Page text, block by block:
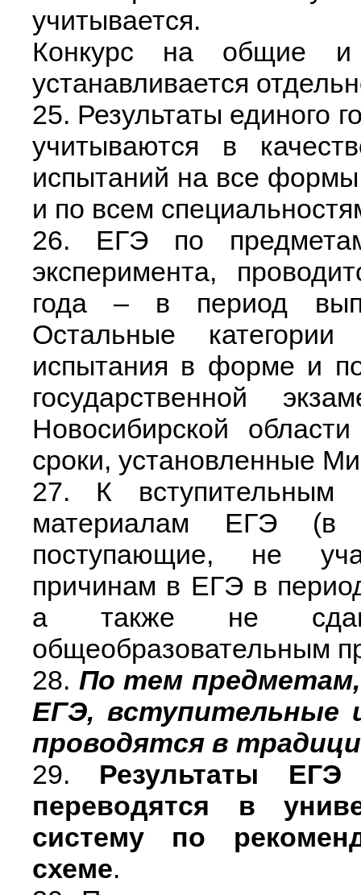
учитывается.
Конкурс на общие и
устанавливается
25. Результаты единого
учитываются в
испытаний на все
и по всем
26. ЕГЭ по
эксперимента,
года – в период
Остальные категории
испытания в форме и
государственной
Новосибирской
сроки, установленные
27. К
материалам ЕГЭ (в
поступающие, не
причинам в ЕГЭ в
а также не
общеобразовательным
28. По тем
ЕГЭ, вступительные
проводятся в
29. Результаты
переводятся в
систему по
схеме.